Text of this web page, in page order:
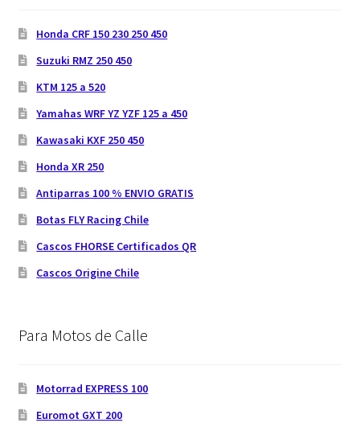
Honda CRF 150 230 250 450
Suzuki RMZ 250 450
KTM 125 a 520
Yamahas WRF YZ YZF 125 a 450
Kawasaki KXF 250 450
Honda XR 250
Antiparras 100 % ENVIO GRATIS
Botas FLY Racing Chile
Cascos FHORSE Certificados QR
Cascos Origine Chile
Para Motos de Calle
Motorrad EXPRESS 100
Euromot GXT 200